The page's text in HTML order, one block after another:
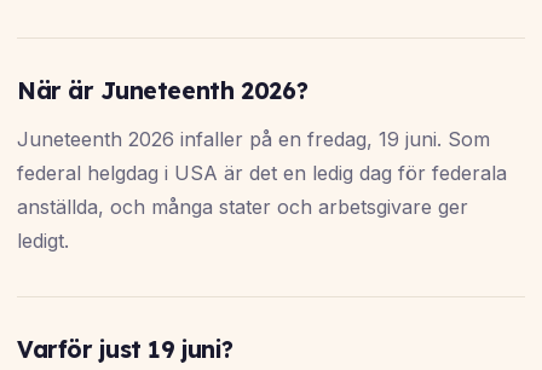
När är Juneteenth 2026?
Juneteenth 2026 infaller på en fredag, 19 juni. Som
federal helgdag i USA är det en ledig dag för federala
anställda, och många stater och arbetsgivare ger
ledigt.
Varför just 19 juni?